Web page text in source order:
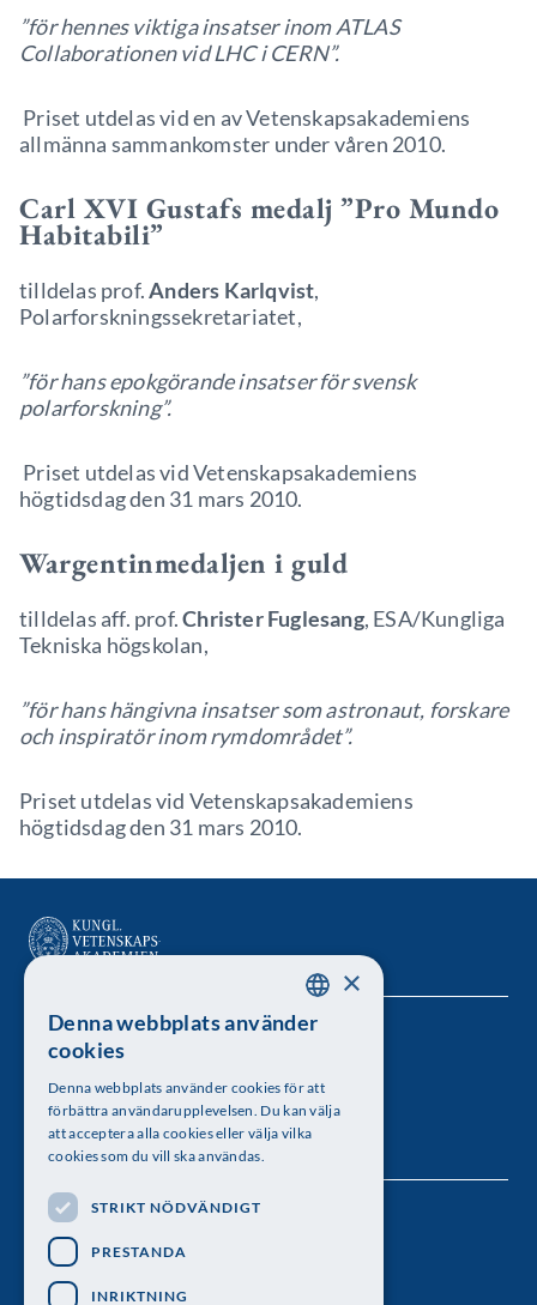
”för hennes viktiga insatser inom ATLAS
Collaborationen vid LHC i CERN”.
Priset utdelas vid en av Vetenskapsakademiens
allmänna sammankomster under våren 2010.
Carl XVI Gustafs medalj ”Pro Mundo
Habitabili”
tilldelas prof.Anders Karlqvist,
Polarforskningssekretariatet,
”för hans epokgörande insatser för svensk
polarforskning”.
Priset utdelas vid Vetenskapsakademiens
högtidsdag den 31 mars 2010.
Wargentinmedaljen i guld
tilldelas aff. prof.Christer Fuglesang, ESA/Kungliga
Tekniska högskolan,
”för hans hängivna insatser som astronaut, forskare
och inspiratör inom rymdområdet”.
Priset utdelas vid Vetenskapsakademiens
högtidsdag den 31 mars 2010.
Kungl. Vetenskapsakademien
Besöksadress: Lilla Frescativägen 4A
Telefon: 08-673 95 00
Följ oss
SWEDISH
×
Denna webbplats använder
cookies
Denna webbplats använder cookies för att
förbättra användarupplevelsen. Du kan välja
att acceptera alla cookies eller välja vilka
cookies som du vill ska användas.
STRIKT NÖDVÄNDIGT
PRESTANDA
INRIKTNING